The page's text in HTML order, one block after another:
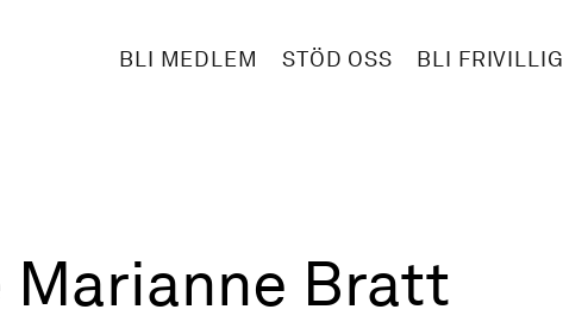
BLI MEDLEM STÖD OSS BLI FRIVILLIG
Marianne Bratt